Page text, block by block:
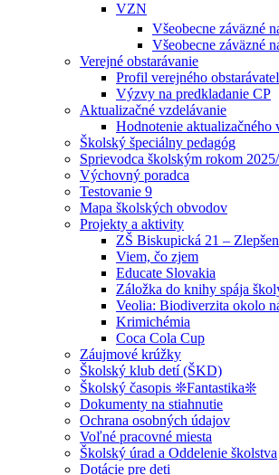
VZN
Všeobecne záväzné
Všeobecne záväzné
Verejné obstarávanie
Profil verejného
Výzvy na predkladanie CP
Aktualizačné vzdelávanie
Hodnotenie aktualizačného
Školský špeciálny pedagóg
Sprievodca školským rokom
Výchovný poradca
Testovanie 9
Mapa školských obvodov
Projekty a aktivity
ZŠ Biskupická 21 –
Viem, čo zjem
Educate Slovakia
Záložka do knihy spája
Veolia: Biodiverzita okolo
Krimichémia
Coca Cola Cup
Záujmové krúžky
Školský klub detí (ŠKD)
Školský časopis ❊Fantastika❊
Dokumenty na stiahnutie
Ochrana osobných údajov
Voľné pracovné miesta
Školský úrad a Oddelenie školstva
Dotácie pre deti